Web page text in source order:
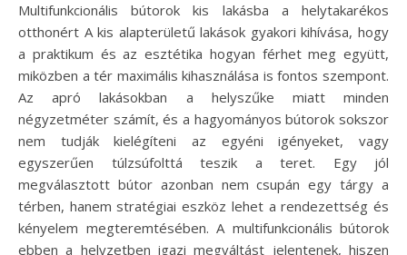
Multifunkcionális bútorok kis lakásba a helytakarékos
otthonért A kis alapterületű lakások gyakori kihívása, hogy
a praktikum és az esztétika hogyan férhet meg együtt,
miközben a tér maximális kihasználása is fontos szempont.
Az apró lakásokban a helyszűke miatt minden
négyzetméter számít, és a hagyományos bútorok sokszor
nem tudják kielégíteni az egyéni igényeket, vagy
egyszerűen túlzsúfolttá teszik a teret. Egy jól
megválasztott bútor azonban nem csupán egy tárgy a
térben, hanem stratégiai eszköz lehet a rendezettség és
kényelem megteremtésében. A multifunkcionális bútorok
ebben a helyzetben igazi megváltást jelentenek, hiszen